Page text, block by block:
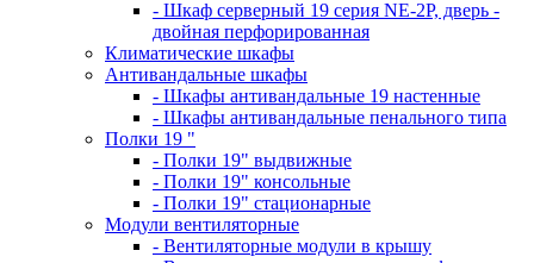
- Шкаф серверный 19 серия NE-2P, дверь -
двойная перфорированная
Климатические шкафы
Антивандальные шкафы
- Шкафы антивандальные 19 настенные
- Шкафы антивандальные пенального типа
Полки 19 "
- Полки 19" выдвижные
- Полки 19" консольные
- Полки 19" стационарные
Модули вентиляторные
- Вентиляторные модули в крышу